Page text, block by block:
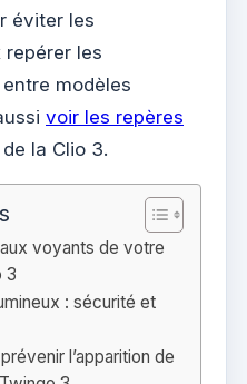
éviter les
repérer les
modèles
voir les repères
la Clio 3.
voyants de votre
3
: sécurité et
l’apparition de